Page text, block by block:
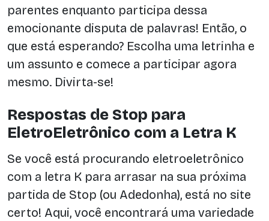
parentes enquanto participa dessa
emocionante disputa de palavras! Então, o
que está esperando? Escolha uma letrinha e
um assunto e comece a participar agora
mesmo. Divirta-se!
Respostas de Stop para
EletroEletrônico com a Letra K
Se você está procurando eletroeletrônico
com a letra K para arrasar na sua próxima
partida de Stop (ou Adedonha), está no site
certo! Aqui, você encontrará uma variedade